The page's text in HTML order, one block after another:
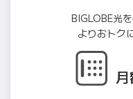
BIGLOBE光
よりおトク